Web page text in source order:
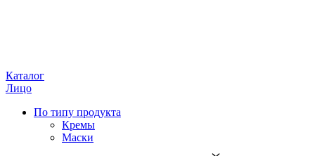
Каталог
Лицо
По типу продукта
Кремы
Маски